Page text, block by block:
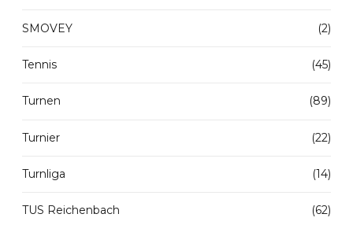
SMOVEY (2)
Tennis (45)
Turnen (89)
Turnier (22)
Turnliga (14)
TUS Reichenbach (62)